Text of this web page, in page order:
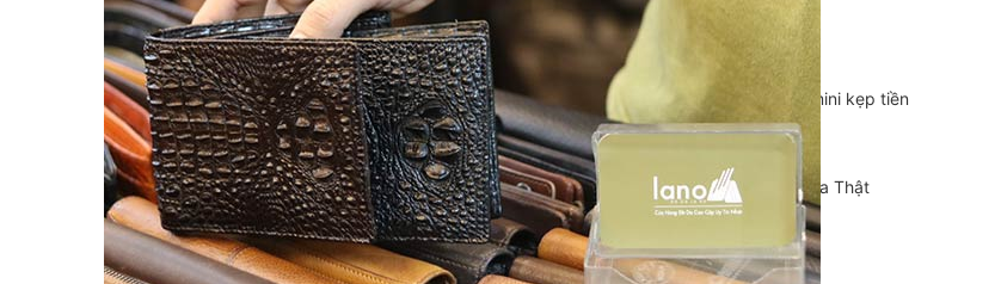
Ví đựng thẻ – Ví mini kẹp tiền
Ví da cá sấu
Túi Du Lịch, Túi Trống Da Thật
Túi Xách Da Nam
ĐỒ DA NỮ
Balo nữ da thật
Ví Cầm Tay Nam
Ví Ngắn Nam
Ví đựng thẻ – Ví mini kẹp tiền
Túi Du Lịch, Túi Trống Da Thật
ĐỒ DA NỮ